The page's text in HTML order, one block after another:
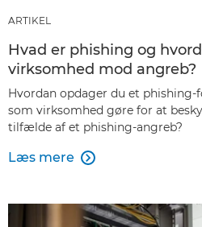
ARTIKEL
Hvad er phishing og
virksomhed mod angreb?
Hvordan opdager du et phishing-
som virksomhed gøre for at
tilfælde af et phishing-angreb?
Læs mere 